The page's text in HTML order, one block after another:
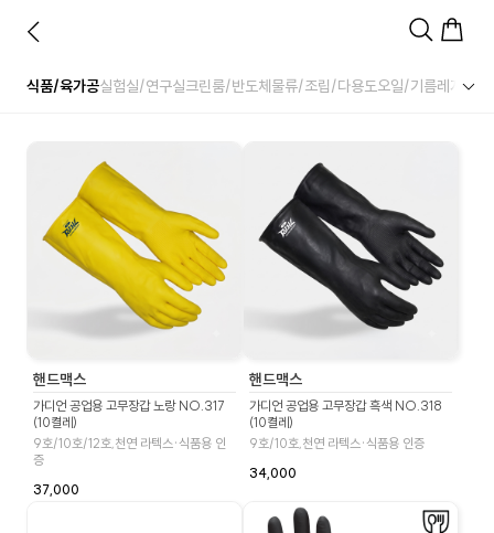
식품/육가공실험실/연구실크린룸/반도체 물류/조립/다용도오일/기름레저/아
핸드맥스
가디언 공업용 고무장갑 노랑 NO.317
(10켤레)
9호/10호/12호,천연 라텍스·식품용 인
증
37,000
핸드맥스
가디언 공업용 고무장갑 흑색 NO.318
(10켤레)
9호/10호,천연 라텍스·식품용 인증
34,000